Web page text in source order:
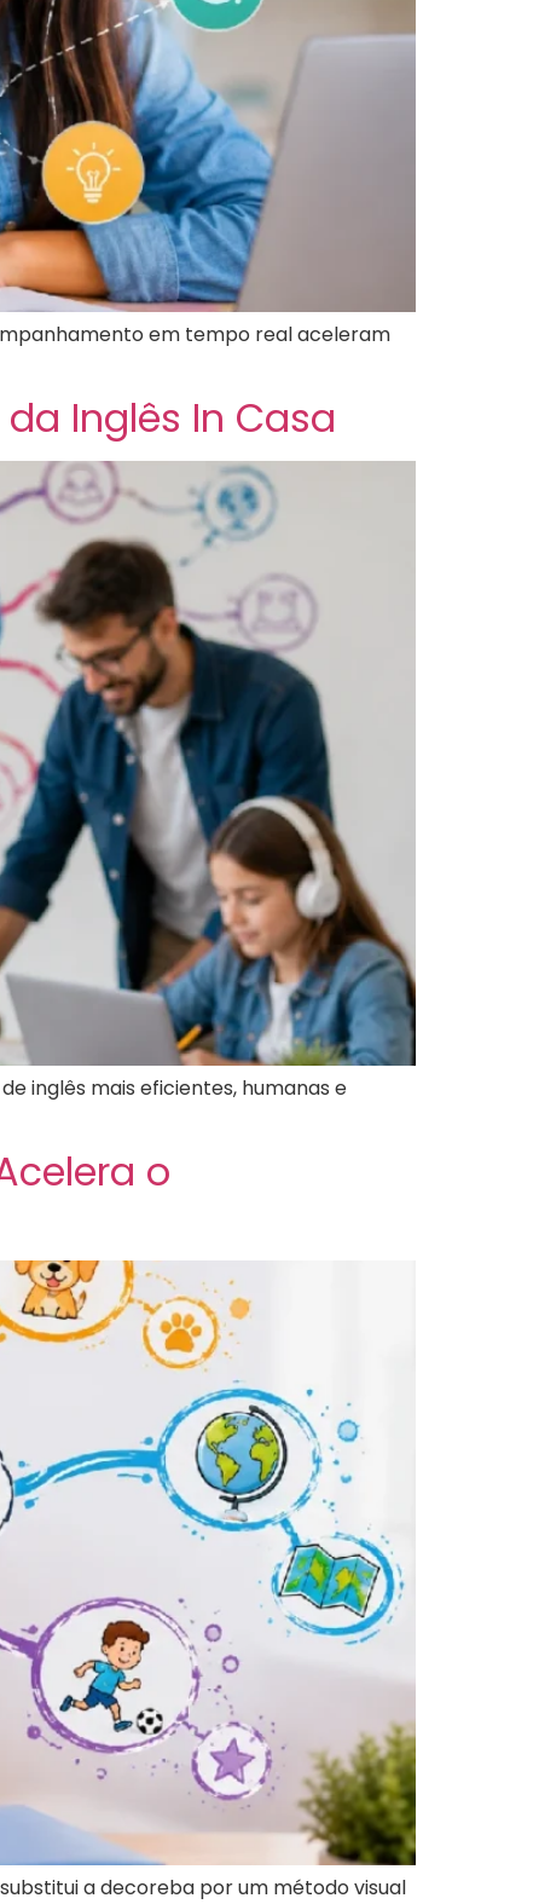
em tempo real aceleram
Inglês In Casa
inglês mais eficientes, humanas e
o
a decoreba por um método visual